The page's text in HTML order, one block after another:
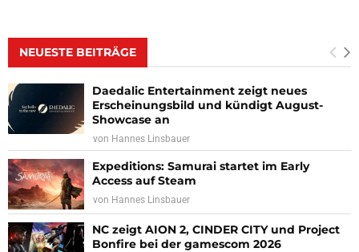
NEUESTE BEITRÄGE
Daedalic Entertainment zeigt neues
Erscheinungsbild und kündigt August-
Showcase an
von Hannes Linsbauer
Expeditions: Samurai startet im Early
Access auf Steam
von Hannes Linsbauer
NC zeigt AION 2, CINDER CITY und Project
Bonfire bei der gamescom 2026